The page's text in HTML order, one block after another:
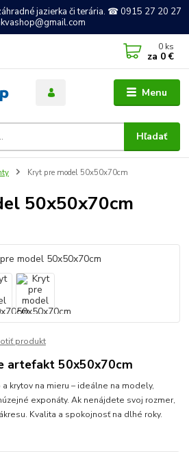
jazierka či terária. ☎ 0915 27 20 27
Menu
Hľadať
0 ks
za 0 €
Kryt pre model 50x50x70cm
50x50x70cm
produkt
artefakt 50x50x70cm
krytov na mieru – ideálne na modely,
exponáty. Ak nenájdete svoj rozmer,
Kvalita a spokojnosť na dlhé roky.